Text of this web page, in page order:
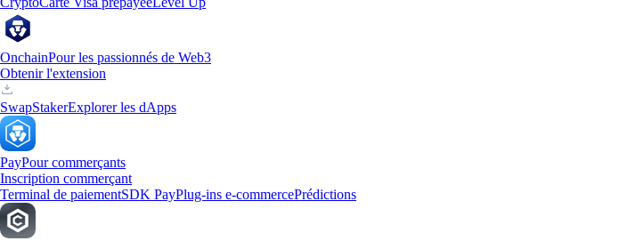
OnchainPour les passionnés de Web3
Obtenir l'extension
SwapStakerExplorer les dApps
PayPour commerçants
Inscription commerçant
Terminal de paiementSDK PayPlug-ins e-commercePrédictions